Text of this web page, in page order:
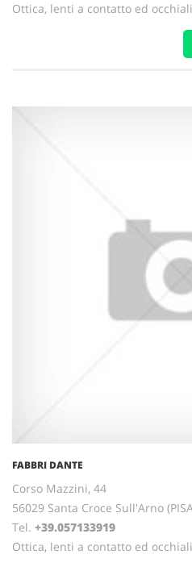
Ottica, lenti a contatto ed
FABBRI DANTE
Corso Mazzini, 44
56029 Santa Croce Sull'Arno
Tel. +39.057133919
Ottica, lenti a contatto ed